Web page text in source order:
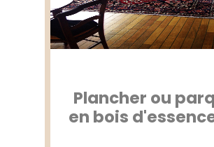
Plancher ou
en bois